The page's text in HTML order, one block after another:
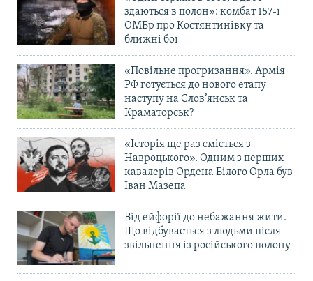
здаються в полон»: комбат 157-ї
ОМБр про Костянтинівку та
ближні бої
«Повільне прогризання». Армія
РФ готується до нового етапу
наступу на Слов’янськ та
Краматорськ?
«Історія ще раз сміється з
Навроцького». Одним з перших
кавалерів Ордена Білого Орла був
Іван Мазепа
Від ейфорії до небажання жити.
Що відбувається з людьми після
звільнення із російського полону